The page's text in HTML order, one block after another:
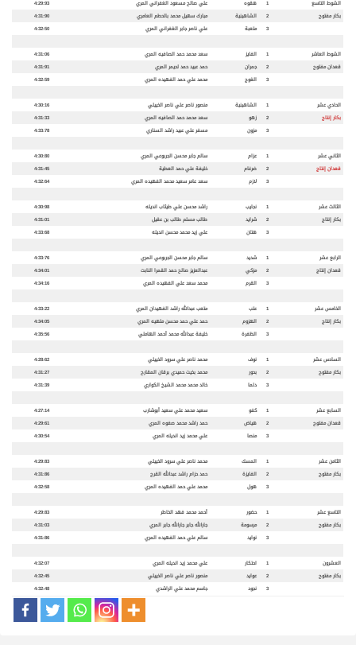
الشوط التاسع 1 هقوه علي صالح مسعود الغفراني المري
4:29:93
بكار مفتوح
2 الشاهينية مبارك سهيل محمد بالحطم العامري
4:31:90
3
متعبة علي ناصر جابر الغفراني المري 4:32:50
الشوط العاشر 1 الفايز سعد محمد حمد الصافيه المري
4:31:06
قعدان مفتوح
2 جمران حمد عبيد حمد لحيمر المري
4:31:91
3
الغوج محمد علي حمد الفهيده المري 4:32:59
الحادي عشر 1 الشاهينية منصور ناصر علي ناصر الخييلي
4:30:16
بكار إنتاج
2 زهو سعد محمد حمد الصافيه المري
4:31:33
3
مزون مسفر علي عبيد راشد السناري 4:33:78
الثاني عشر 1 عزام سالم جابر محسن الجربوعي المري
4:30:80
قعدان إنتاج
2 ضرغام خليفة علي حمد العطية
4:31:45
3
لازم سعد عامر سعيد محمد الفهيده المري 4:32:64
الثالث عشر 1 نجايب راشد محسن علي طيثاب انديله
4:30:98
بكار إنتاج
2 شرايد طالب مسلم طالب بن عقيل
4:31:01
3
هتان علي زيد محمد محسن انديله 4:33:68
الرابع عشر 1 شديد سالم جابر محسن الجربوعي المري
4:33:76
قعدان إنتاج
2 مزكي عبدالعزيز صالح حمد القمرا النابت
4:34:01
3
القرم محمد سعد علي الفهيده المري 4:34:16
الخامس عشر 1 عتب متعب عبدالله راشد الفهيدان المري
4:33:22
بكار إنتاج
2 الهزوم حمد علي حمد محسن ملهيه المري
4:34:05
3
الظفرة خليفة عبدالله محمد أحمد الهاملي 4:35:56
السادس عشر 1 نوف محمد ناصر علي سرود الخييلي
4:28:62
بكار مفتوح
2 بحور محمد بخيت حميدي برقان المقارح
4:31:27
3
دلما خالد محمد محمد الشيخ الكواري 4:31:39
السابع عشر 1 كفو سعيد محمد علي سعيد أبوشارب
4:27:14
قعدان مفتوح
2 هياض حمد راشد محمد صفوه المري
4:29:61
3
منصا علي محمد زيد انديله المري 4:30:54
الثامن عشر 1 المسك محمد ناصر علي سرود الخييلي
4:29:83
بكار مفتوح
2 الفايزة حمد حزام راشد عبدالله القرح
4:31:86
3
هول محمد علي حمد الفهيده المري 4:32:58
التاسع عشر 1 حضور أحمد محمد فهد الخاطر
4:29:83
بكار مفتوح
2 مرسومة جارالله جابر جارالله جابر المري
4:31:03
3
نوايد سالم علي حمد الفهيده المري 4:31:86
العشرون 1 احتكار علي محمد زيد انديله المري
4:32:07
بكار مفتوح
2 عوايد منصور ناصر علي ناصر الخييلي
4:32:45
3
نجود جاسم محمد علي الراشدي 4:32:48